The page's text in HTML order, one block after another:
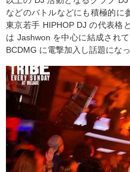
などのバトルなどにも積極的に
東京若手 HIPHOP DJ の代表格
は Jashwon を中心に結成され
BCDMG に電撃加入し話題になっ